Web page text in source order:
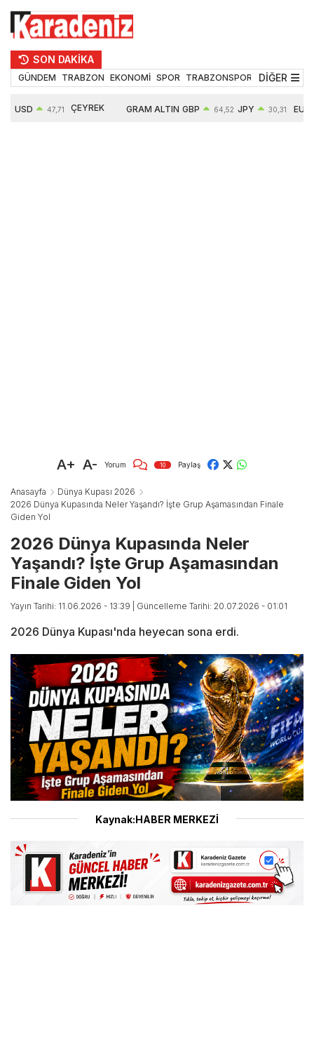
SON DAKİKA
GÜNDEM TRABZON EKONOMİ SPOR TRABZONSPOR TEKNOLOJİ
DİĞER
USD 47,71 ÇEYREK GRAM ALTIN GBP 64,52 JPY 30,31 EUR
A+ A- Yorum 10 Paylaş
Anasayfa
Dünya Kupası 2026
2026 Dünya Kupasında Neler Yaşandı? İşte Grup Aşamasından Finale
Giden Yol
2026 Dünya Kupasında Neler
Yaşandı? İşte Grup Aşamasından
Finale Giden Yol
Yayın Tarihi: 11.06.2026 - 13:39 | Güncelleme Tarihi: 20.07.2026 - 01:01
2026 Dünya Kupası'nda heyecan sona erdi.
Kaynak:HABER MERKEZİ